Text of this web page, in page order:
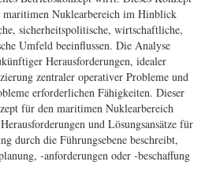
maritimen Nuklearbereich im Hinblick
sicherheitspolitische, wirtschaftliche,
Umfeld beeinflussen. Die Analyse
Herausforderungen, idealer
zentraler operativer Probleme und
erforderlichen Fähigkeiten. Dieser
für den maritimen Nuklearbereich
und Lösungsansätze für
durch die Führungsebene beschreibt,
-anforderungen oder -beschaffung